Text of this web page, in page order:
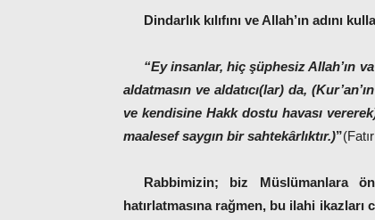
Dindarlık kılıfını ve Allah’ın adını
“Ey insanlar, hiç şüphesiz Allah’ın
aldatmasın ve aldatıcı(lar) da,
ve kendisine Hakk dostu havası
maalesef saygın bir sahtekârlıktır.)”
Rabbimizin; biz Müslümanlara
hatırlatmasına rağmen, bu ilahi